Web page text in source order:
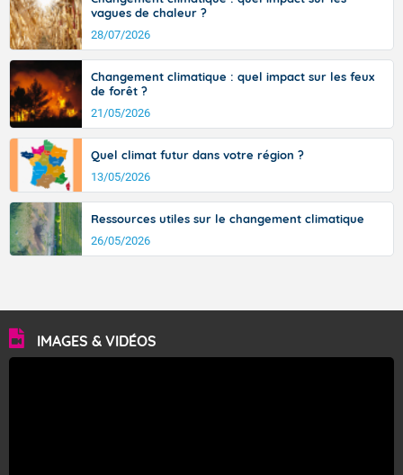
vagues de chaleur ?
28/07/2026
Changement climatique : quel impact sur les feux
de forêt ?
21/05/2026
Quel climat futur dans votre région ?
13/05/2026
Ressources utiles sur le changement climatique
26/05/2026
IMAGES & VIDÉOS